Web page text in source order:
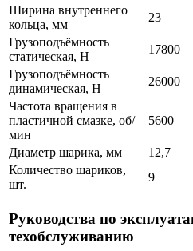
Ширина внутреннего
кольца, мм
23
Грузоподъёмность
статическая, H
17800
Грузоподъёмность
динамическая, H
26000
Частота вращения в
пластичной смазке, об/
мин
5600
Диаметр шарика, мм
12,7
Количество шариков,
шт.
9
Руководства по
техобслуживанию